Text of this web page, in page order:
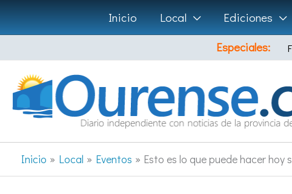
Ir
al
contenido
Inicio Local Ediciones
Especiales:
Inicio Local Eventos Esto es lo que puede hacer